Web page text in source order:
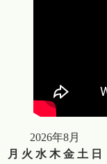
2026年8月
月 火 水 木 金 土 日